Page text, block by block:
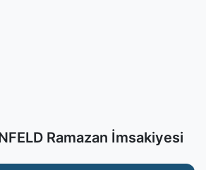
Ramazan İmsakiyesi